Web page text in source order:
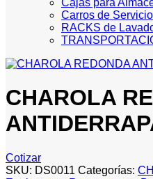
Cajas para
Carros de Servicio
RACKS de
CHAROLA
Cotizar
SKU: DS0011 Categorías: